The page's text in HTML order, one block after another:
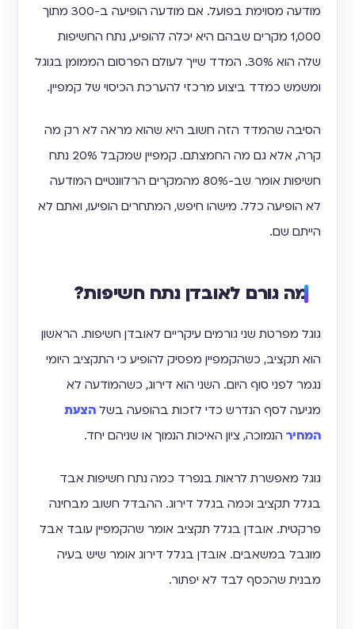
מודעה מסוימת בפועל. אם מודעה הופיעה ב-300 מתוך
1,000 מקרים שבהם היא יכלה להופיע, נתח החשיפות
שלה הוא 30%. המדד שייך לעולם הפרסום הממומן בגוגל
ומשמש כמדד ביצוע מרכזי להערכת הכיסוי של קמפיין.
הסיבה שהמדד הזה חשוב היא שהוא מראה לא רק מה
קרה, אלא גם מה החמצתם. קמפיין שמקבל 20% נתח
חשיפות אומר שב-80% מהמקרים הרלוונטיים המודעה
לא הופיעה כלל. מישהו חיפש, המתחרים הופיעו, ואתם לא
הייתם שם.
מה גורם לאובדן נתח חשיפות?
גוגל מפרטת שני גורמים עיקריים לאובדן חשיפות. הראשון
הוא תקציב, כשהקמפיין מפסיק להופיע כי התקציב היומי
נגמר לפני סוף היום. השני הוא דירוג, כשהמודעה לא
מגיעה לסף הנדרש כדי לזכות בהופעה בשל הצעת
המחיר הנמוכה, ציון האיכות הנמוך או שניהם יחד.
גוגל מאפשרת לראות בנפרד כמה נתח חשיפות אבד
בגלל תקציב וכמה בגלל דירוג. ההבדל חשוב מבחינה
פרקטית. אובדן בגלל תקציב אומר שהקמפיין עובד אבל
מוגבל במשאבים. אובדן בגלל דירוג אומר שיש בעיה
מבנית שהכסף לבד לא יפתור.